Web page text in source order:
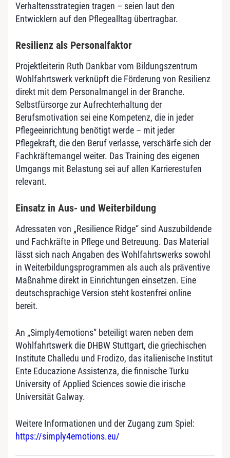
Verhaltensstrategien tragen – seien laut den
Entwicklern auf den Pflegealltag übertragbar.
Resilienz als Personalfaktor
Projektleiterin Ruth Dankbar vom Bildungszentrum
Wohlfahrtswerk verknüpft die Förderung von Resilienz
direkt mit dem Personalmangel in der Branche.
Selbstfürsorge zur Aufrechterhaltung der
Berufsmotivation sei eine Kompetenz, die in jeder
Pflegeeinrichtung benötigt werde – mit jeder
Pflegekraft, die den Beruf verlasse, verschärfe sich der
Fachkräftemangel weiter. Das Training des eigenen
Umgangs mit Belastung sei auf allen Karrierestufen
relevant.
Einsatz in Aus- und Weiterbildung
Adressaten von „Resilience Ridge“ sind Auszubildende
und Fachkräfte in Pflege und Betreuung. Das Material
lässt sich nach Angaben des Wohlfahrtswerks sowohl
in Weiterbildungsprogrammen als auch als präventive
Maßnahme direkt in Einrichtungen einsetzen. Eine
deutschsprachige Version steht kostenfrei online
bereit.
An „Simply4emotions“ beteiligt waren neben dem
Wohlfahrtswerk die DHBW Stuttgart, die griechischen
Institute Challedu und Frodizo, das italienische Institut
Ente Educazione Assistenza, die finnische Turku
University of Applied Sciences sowie die irische
Universität Galway.
Weitere Informationen und der Zugang zum Spiel:
https://simply4emotions.eu/